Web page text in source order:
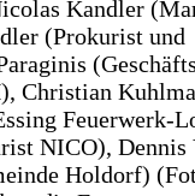
Kandler
(Prokurist und
Christian
Feuerwerk-
NICO),
Holdorf)